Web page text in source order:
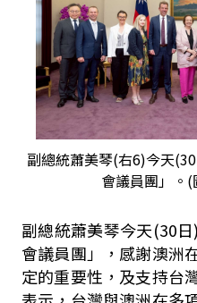
副總統蕭美琴(右6)今天
會議員團」。
副總統蕭美琴今天(30
會議員團」，感謝澳洲
定的重要性，及支持台